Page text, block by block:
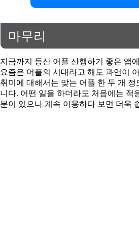
마무리
지금까지 등산 어플 산행하기 좋은 앱
요즘은 어플의 시대라고 해도 과언이
취미에 대해서는 맞는 어플 한 두 개
니다. 어떤 일을 하더라도 처음에는 적
분이 있으나 계속 이용하다 보면 더욱